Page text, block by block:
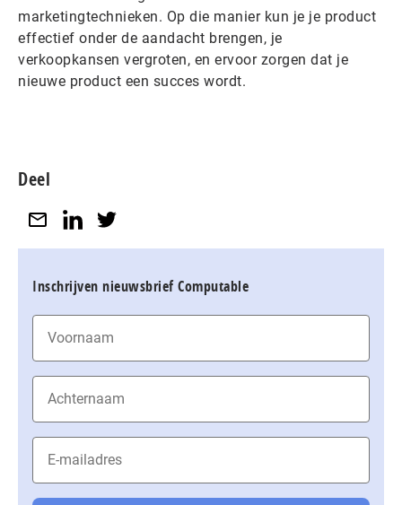
marketingtechnieken. Op die manier kun je je product
effectief onder de aandacht brengen, je
verkoopkansen vergroten, en ervoor zorgen dat je
nieuwe product een succes wordt.
Deel
Inschrijven nieuwsbrief Computable